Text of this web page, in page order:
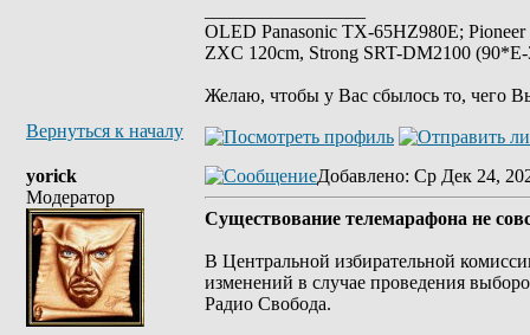
OLED Panasonic TX-65HZ980E;
ZXC 120cm, Strong SRT-DM2100
Желаю, чтобы у Вас сбылось то, чего
Вернуться к началу
yorick
Модератор
Добавлено: Ср Дек 24,
Существование телемарафона не
В Центральной избирательной
изменений в случае проведения
Радио Свобода.